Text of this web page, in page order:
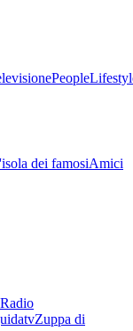
People
dei famosiAmici
Radio
Zuppa di